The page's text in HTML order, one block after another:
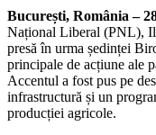
București, România –
Național Liberal (PNL),
presă în urma ședinței
principale de acțiune ale
Accentul a fost pus pe
infrastructură și un
producției agricole.